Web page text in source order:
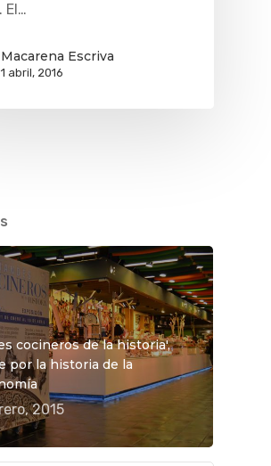
El…
Macarena Escriva
1 abril, 2016
cocineros de la historia',
por la historia de la
2015